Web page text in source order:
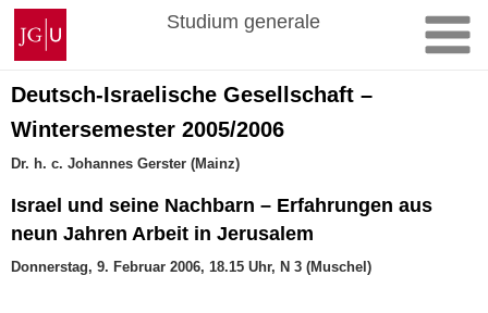
Zum
Inhalt
springen
Johannes
Gutenberg-
Universität
Mainz
Studium generale
Deutsch-Israelische Gesellschaft –
Wintersemester 2005/2006
Dr. h. c. Johannes Gerster (Mainz)
Israel und seine Nachbarn – Erfahrungen aus
neun Jahren Arbeit in Jerusalem
Donnerstag, 9. Februar 2006, 18.15 Uhr, N 3 (Muschel)